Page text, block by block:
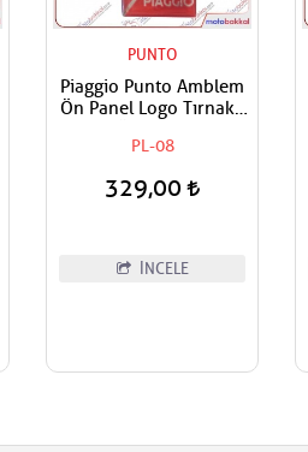
PUNTO
Piaggio Punto Amblem
Ön Panel Logo Tırnaklı
Tip Kırmızı-Gümüş
PL-08
329,00
İNCELE